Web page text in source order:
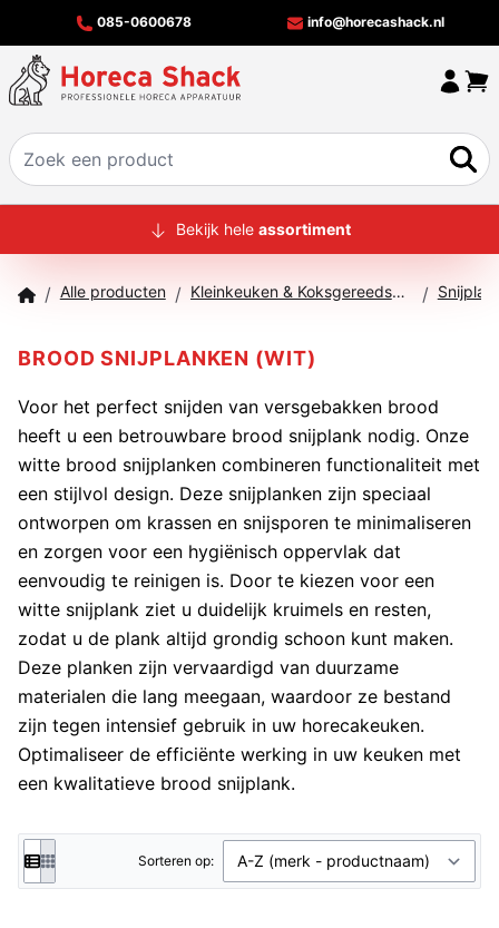
085-0600678 info@horecashack.nl
HOME
MERKEN
CONTACT
Bekijk hele assortiment
/ Alle producten / Kleinkeuken & Koksgereedschap /
BROOD SNIJPLANKEN (WIT)
Voor het perfect snijden van versgebakken brood
heeft u een betrouwbare brood snijplank nodig. Onze
witte brood snijplanken combineren functionaliteit met
een stijlvol design. Deze snijplanken zijn speciaal
ontworpen om krassen en snijsporen te minimaliseren
en zorgen voor een hygiënisch oppervlak dat
eenvoudig te reinigen is. Door te kiezen voor een
witte snijplank ziet u duidelijk kruimels en resten,
zodat u de plank altijd grondig schoon kunt maken.
Deze planken zijn vervaardigd van duurzame
materialen die lang meegaan, waardoor ze bestand
zijn tegen intensief gebruik in uw horecakeuken.
Optimaliseer de efficiënte werking in uw keuken met
een kwalitatieve brood snijplank.
Sorteren op: